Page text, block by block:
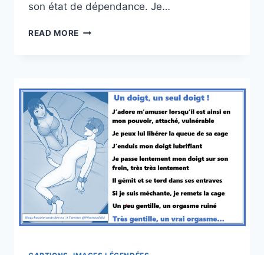
son état de dépendance. Je…
READ MORE